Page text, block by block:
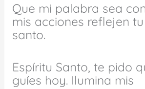
Que mi palabra sea
mis acciones reflejen
santo.
Espíritu Santo, te pido
guíes hoy. Ilumina mis